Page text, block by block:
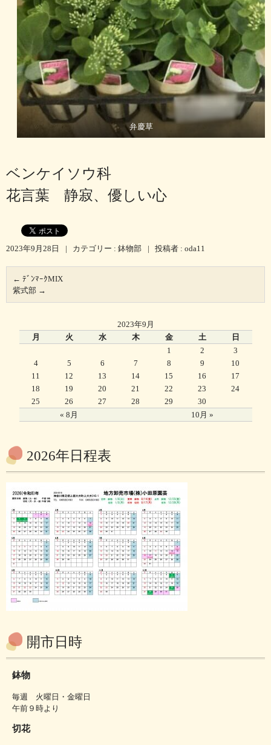
弁慶草
ベンケイソウ科
花言葉 静寂、優しい心
2023年9月28日 | カテゴリー : 鉢物部 | 投稿者 : oda11
← ﾃﾞﾝﾏｰｸMIX
紫式部 →
2023年9月
月
火 水 木 金 土 日
« 8月 10月 »
1 2
3
4
5 6 7 8 9
10
11
12 13 14 15 16
17
18
19 20 21 22 23
24
25
26 27 28 29 30
2026年日程表
開市日時
鉢物
毎週 火曜日・金曜日
午前９時より
切花